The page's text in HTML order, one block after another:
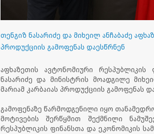
თენგიზ ნასარიძე და მიხეილ ანჩაბაძე
პროდუქციის გამოფენას დაესწრნენ
აფხაზეთის ავტონომიური
ნასარიძე და მინისტრის მოადგილე
მარიამ კარბაიას პროდუქციის გამოფენას
გამოფენაზე წარმოდგენილი იყო
მოტივების შერწყმით შექმნილი
რესპუბლიკის ფინანსთა და ეკონომიკის